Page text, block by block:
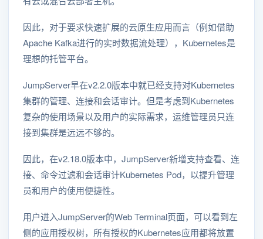
因此，对于要求快速扩展的云原生应用而言（例如借助
Apache Kafka进行的实时数据流处理），Kubernetes是
理想的托管平台。
JumpServer早在v2.2.0版本中就已经支持对Kubernetes
集群的管理、连接和会话审计。但是考虑到Kubernetes
复杂的使用场景以及用户的实际需求，运维管理员只连
接到集群是远远不够的。
因此，在v2.18.0版本中，JumpServer新增支持查看、连
接、命令过滤和会话审计Kubernetes Pod，以提升管理
员和用户的使用便捷性。
用户进入JumpServer的Web Terminal页面，可以看到左
侧的应用授权树，所有授权的Kubernetes应用都将放置